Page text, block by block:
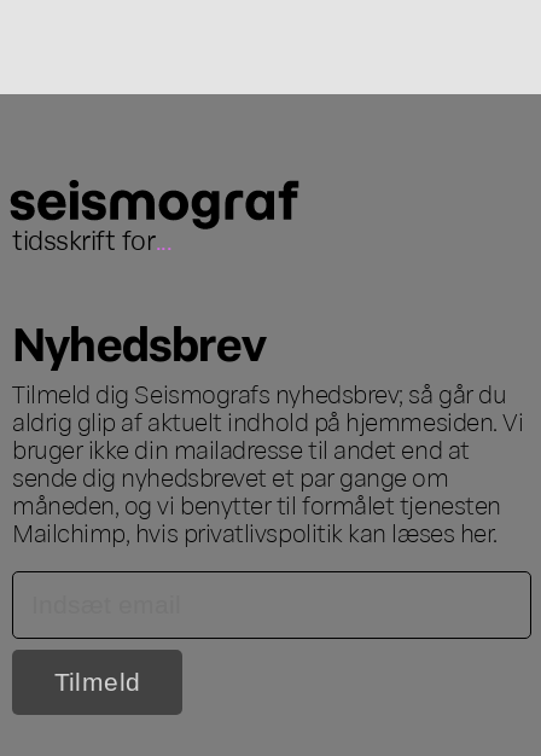
tidsskrift for...
Nyhedsbrev
Tilmeld dig Seismografs nyhedsbrev; så går du
aldrig glip af aktuelt indhold på hjemmesiden. Vi
bruger ikke din mailadresse til andet end at
sende dig nyhedsbrevet et par gange om
måneden, og vi benytter til formålet tjenesten
Mailchimp, hvis privatlivspolitik kan læses her.